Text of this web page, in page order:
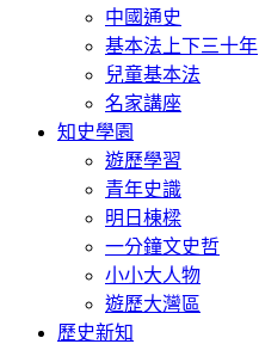
中國通史
基本法上下三十年
兒童基本法
名家講座
知史學園
遊歷學習
青年史識
明日棟樑
一分鐘文史哲
小小大人物
遊歷大灣區
歷史新知